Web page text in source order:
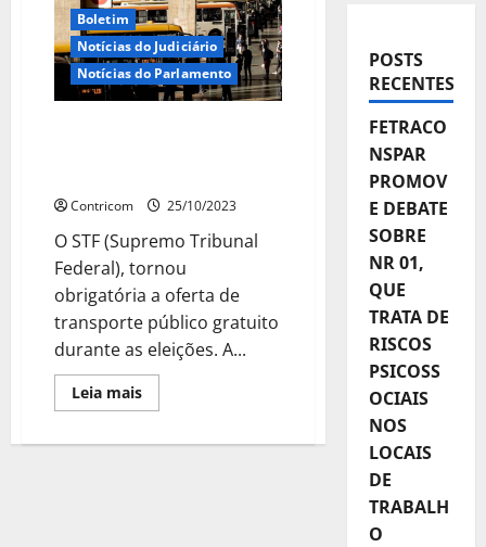
Boletim
Notícias do Judiciário
Notícias do Parlamento
Contricom 25/10/2023
O STF (Supremo Tribunal
Federal), tornou
obrigatória a oferta de
transporte público gratuito
durante as eleições. A...
Leia maisLeia
mais
torna
POSTS
RECENTES
FETRACO
NSPAR
PROMOV
E DEBATE
SOBRE
NR 01,
QUE
TRATA DE
RISCOS
PSICOSS
OCIAIS
NOS
LOCAIS
DE
TRABALH
O